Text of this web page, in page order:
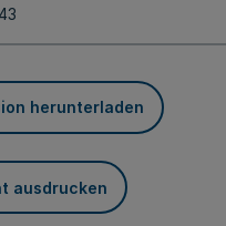
herunterladen
ausdrucken